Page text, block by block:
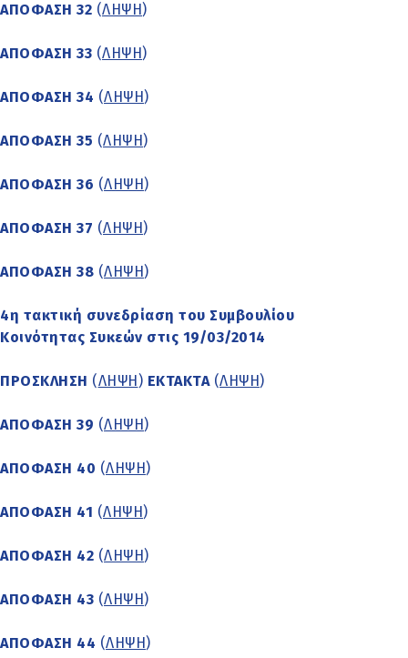
ΑΠΟΦΑΣΗ 32 (ΛΗΨΗ )
ΑΠΟΦΑΣΗ 33 (ΛΗΨΗ )
ΑΠΟΦΑΣΗ 34 (ΛΗΨΗ )
ΑΠΟΦΑΣΗ 35 (ΛΗΨΗ )
ΑΠΟΦΑΣΗ 36 (ΛΗΨΗ )
ΑΠΟΦΑΣΗ 37 (ΛΗΨΗ )
ΑΠΟΦΑΣΗ 38 (ΛΗΨΗ )
4η τακτική συνεδρίαση του Συμβουλίου
Κοινότητας Συκεών στις 19/03/2014
ΠΡΟΣΚΛΗΣΗ (ΛΗΨΗ ) ΕΚΤΑΚΤΑ(ΛΗΨΗ )
ΑΠΟΦΑΣΗ 39 (ΛΗΨΗ )
ΑΠΟΦΑΣΗ 40 (ΛΗΨΗ )
ΑΠΟΦΑΣΗ 41 (ΛΗΨΗ )
ΑΠΟΦΑΣΗ 42 (ΛΗΨΗ )
ΑΠΟΦΑΣΗ 43 (ΛΗΨΗ )
ΑΠΟΦΑΣΗ 44 (ΛΗΨΗ )